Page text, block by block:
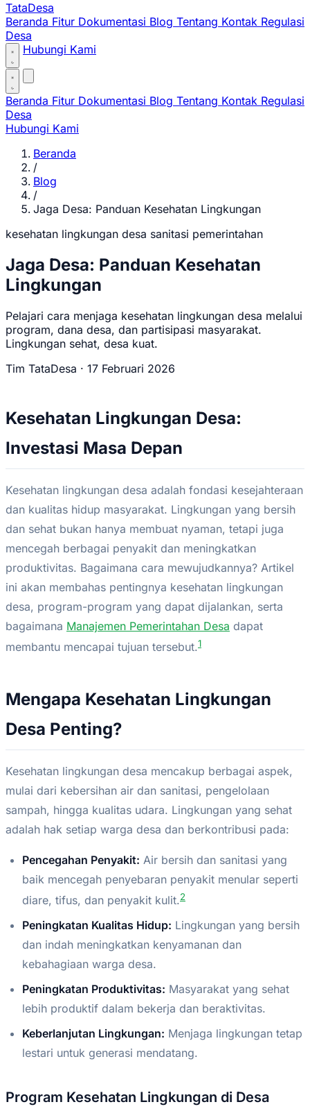
TataDesa
Beranda Fitur Dokumentasi Blog Tentang Kontak Regulasi
Desa
Hubungi Kami
Beranda Fitur Dokumentasi Blog Tentang Kontak Regulasi
Desa
Hubungi Kami
Beranda
/
Blog
/
Jaga Desa: Panduan Kesehatan Lingkungan
kesehatan lingkungan desa sanitasi pemerintahan
Jaga Desa: Panduan Kesehatan
Lingkungan
Pelajari cara menjaga kesehatan lingkungan desa melalui
program, dana desa, dan partisipasi masyarakat.
Lingkungan sehat, desa kuat.
Tim TataDesa · 17 Februari 2026
Kesehatan Lingkungan Desa:
Investasi Masa Depan
Kesehatan lingkungan desa adalah fondasi kesejahteraan
dan kualitas hidup masyarakat. Lingkungan yang bersih
dan sehat bukan hanya membuat nyaman, tetapi juga
mencegah berbagai penyakit dan meningkatkan
produktivitas. Bagaimana cara mewujudkannya? Artikel
ini akan membahas pentingnya kesehatan lingkungan
desa, program-program yang dapat dijalankan, serta
bagaimana Manajemen Pemerintahan Desa dapat
membantu mencapai tujuan tersebut.1
Mengapa Kesehatan Lingkungan
Desa Penting?
Kesehatan lingkungan desa mencakup berbagai aspek,
mulai dari kebersihan air dan sanitasi, pengelolaan
sampah, hingga kualitas udara. Lingkungan yang sehat
adalah hak setiap warga desa dan berkontribusi pada:
Pencegahan Penyakit: Air bersih dan sanitasi yang
baik mencegah penyebaran penyakit menular seperti
diare, tifus, dan penyakit kulit.2
Peningkatan Kualitas Hidup: Lingkungan yang bersih
dan indah meningkatkan kenyamanan dan
kebahagiaan warga desa.
Peningkatan Produktivitas: Masyarakat yang sehat
lebih produktif dalam bekerja dan beraktivitas.
Keberlanjutan Lingkungan: Menjaga lingkungan tetap
lestari untuk generasi mendatang.
Program Kesehatan Lingkungan di Desa